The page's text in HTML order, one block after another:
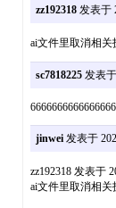
zz192318发表于
ai文件里取消相关
sc7818225发表于
jinwei发表于
zz192318 发表于
ai文件里取消相关